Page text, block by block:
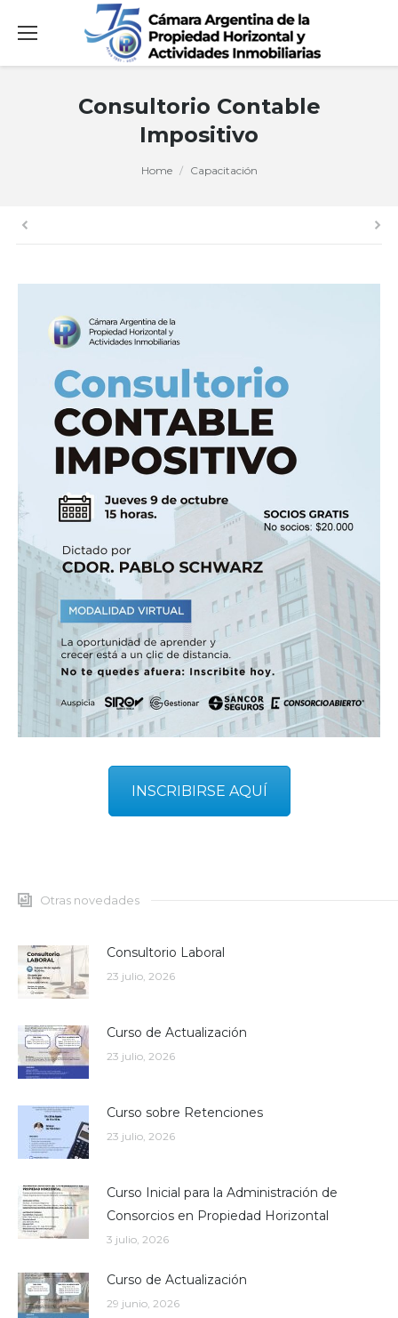
Consultorio Contable
Impositivo
Home Capacitación
INSCRIBIRSE AQUÍ
Otras novedades
Consultorio Laboral
23 julio, 2026
Curso de Actualización
23 julio, 2026
Curso sobre Retenciones
23 julio, 2026
Curso Inicial para la Administración de
Consorcios en Propiedad Horizontal
3 julio, 2026
Curso de Actualización
29 junio, 2026